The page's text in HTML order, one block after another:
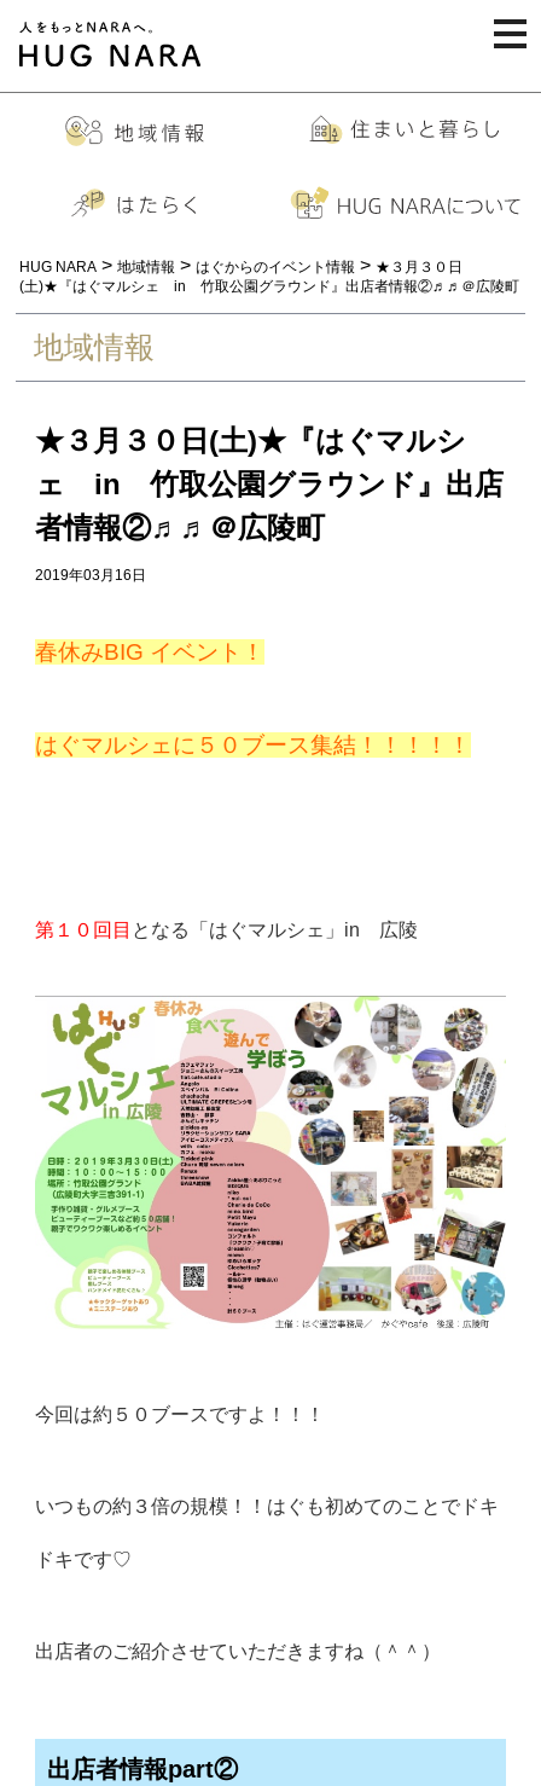
HUG NARA > 地域情報 > はぐからのイベント情報 > ★３月３０日
(土)★『はぐマルシェ in 竹取公園グラウンド』出店者情報②♬♬＠広陵町
地域情報
★３月３０日(土)★『はぐマルシ
ェ in 竹取公園グラウンド』出店
者情報②♬♬＠広陵町
2019年03月16日
春休みBIG イベント！
はぐマルシェに ５０ブース集結！！！！！
第１０回目 となる 「はぐマルシェ」in 広陵
今回は約５０ブースですよ！！！
いつもの約３倍の規模！！はぐも初めてのことでドキ
ドキです♡
出店者のご紹介させていただきますね（＾＾）
出店者情報part②